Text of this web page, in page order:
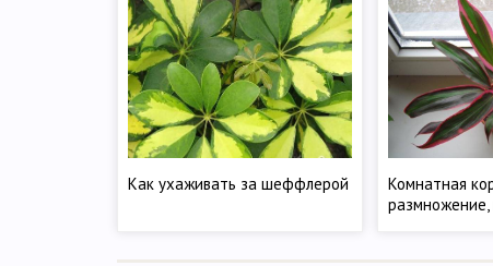
Как ухаживать за шеффлерой
Комнатная